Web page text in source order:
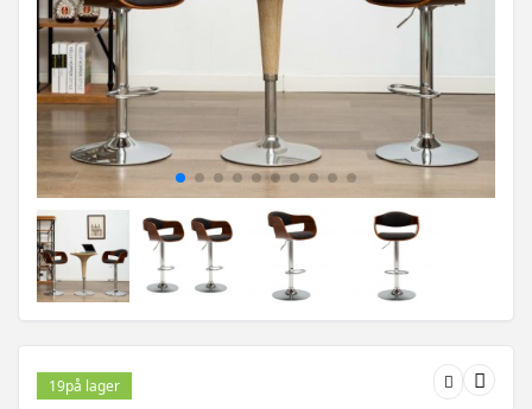
19på lager